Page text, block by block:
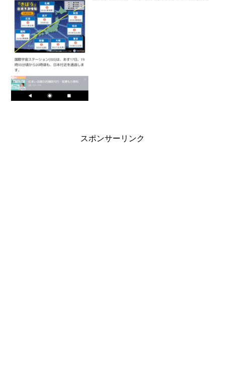
スポンサーリンク